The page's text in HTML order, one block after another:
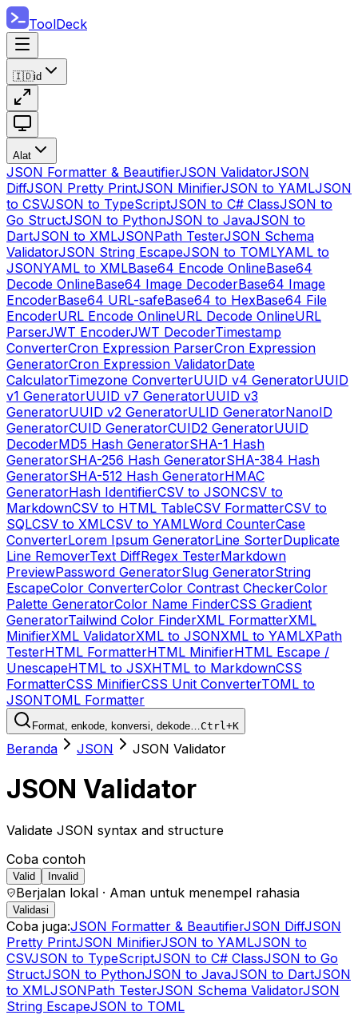
ToolDeck
🇮🇩id
Alat
JSON Formatter & BeautifierJSON ValidatorJSON
DiffJSON Pretty PrintJSON MinifierJSON to YAMLJSON
to CSVJSON to TypeScriptJSON to C# ClassJSON to
Go StructJSON to PythonJSON to JavaJSON to
DartJSON to XMLJSONPath TesterJSON Schema
ValidatorJSON String EscapeJSON to TOMLYAML to
JSONYAML to XMLBase64 Encode OnlineBase64
Decode OnlineBase64 Image DecoderBase64 Image
EncoderBase64 URL-safeBase64 to HexBase64 File
EncoderURL Encode OnlineURL Decode OnlineURL
ParserJWT EncoderJWT DecoderTimestamp
ConverterCron Expression ParserCron Expression
GeneratorCron Expression ValidatorDate
CalculatorTimezone ConverterUUID v4 GeneratorUUID
v1 GeneratorUUID v7 GeneratorUUID v3
GeneratorUUID v2 GeneratorULID GeneratorNanoID
GeneratorCUID GeneratorCUID2 GeneratorUUID
DecoderMD5 Hash GeneratorSHA-1 Hash
GeneratorSHA-256 Hash GeneratorSHA-384 Hash
GeneratorSHA-512 Hash GeneratorHMAC
GeneratorHash IdentifierCSV to JSONCSV to
MarkdownCSV to HTML TableCSV FormatterCSV to
SQLCSV to XMLCSV to YAMLWord CounterCase
ConverterLorem Ipsum GeneratorLine SorterDuplicate
Line RemoverText DiffRegex TesterMarkdown
PreviewPassword GeneratorSlug GeneratorString
EscapeColor ConverterColor Contrast CheckerColor
Palette GeneratorColor Name FinderCSS Gradient
GeneratorTailwind Color FinderXML FormatterXML
MinifierXML ValidatorXML to JSONXML to YAMLXPath
TesterHTML FormatterHTML MinifierHTML Escape /
UnescapeHTML to JSXHTML to MarkdownCSS
FormatterCSS MinifierCSS Unit ConverterTOML to
JSONTOML Formatter
Format, enkode, konversi, dekode…Ctrl+K
Beranda JSON JSON Validator
JSON Validator
Validate JSON syntax and structure
Coba contoh
Valid Invalid
Berjalan lokal · Aman untuk menempel rahasia
Validasi
Coba juga:JSON Formatter & BeautifierJSON DiffJSON
Pretty PrintJSON MinifierJSON to YAMLJSON to
CSVJSON to TypeScriptJSON to C# ClassJSON to Go
StructJSON to PythonJSON to JavaJSON to DartJSON
to XMLJSONPath TesterJSON Schema ValidatorJSON
String EscapeJSON to TOML